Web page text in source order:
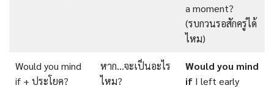
a moment?
(รบกวนรอสักครู่ได้
ไหม)
Would you mind
if + ประโยค?
หาก…จะเป็นอะไร
ไหม?
Would you mind
if I left early